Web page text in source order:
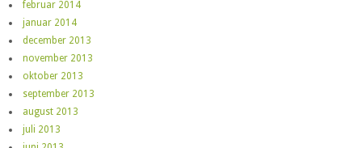
februar 2014
januar 2014
december 2013
november 2013
oktober 2013
september 2013
august 2013
juli 2013